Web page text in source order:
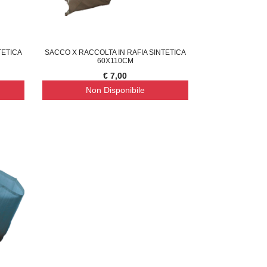
SACCO X RACCOLTA IN RAFIA SINTETICA
60X110CM
€ 7,00
Non Disponibile